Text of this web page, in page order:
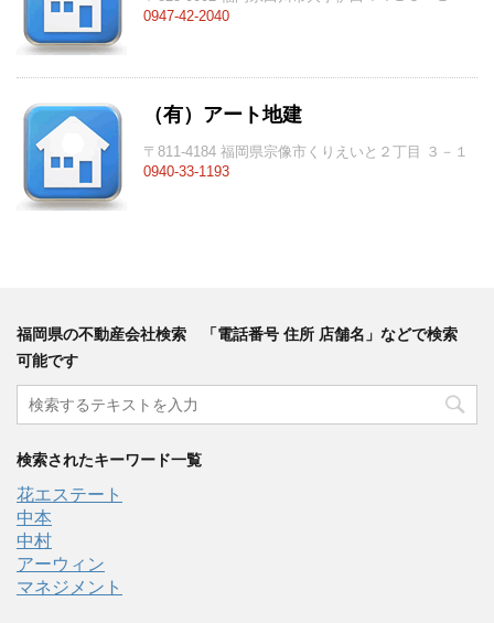
0947-42-2040
（有）アート地建
〒811-4184 福岡県宗像市くりえいと２丁目 ３－１
0940-33-1193
福岡県の不動産会社検索 「電話番号 住所 店舗名」などで検索
可能です
検索されたキーワード一覧
花エステート
中本
中村
アーウィン
マネジメント